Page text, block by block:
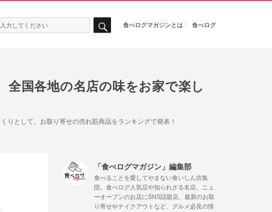
食べログマガジンとは 食べログ
国各地の名店の味をお家で楽し
りとして、お取り寄せの売れ筋商品をランキングで発表！
「食べログマガジン」編集部
食べることを愛してやまない食いしん坊集
団。食べログ人気店や知られざる名店、ニュ
ーオープンのお店にSNS話題店、最新のお取
り寄せやテイクアウトなど、グルメ必見の情